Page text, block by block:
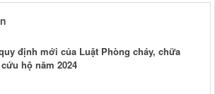
định mới của Luật Phòng cháy, chữa
hộ năm 2024